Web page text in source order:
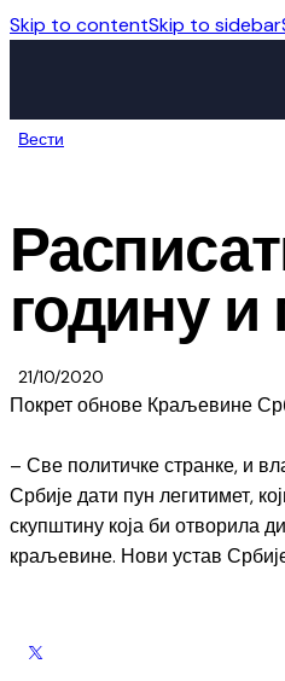
Skip to contentSkip to sidebar
Вести
годину и
21/10/2020
Покрет обнове Краљевине
– Све политичке странке, и
Србије дати пун легитимет,
скупштину која би отворила
краљевине. Нови устав